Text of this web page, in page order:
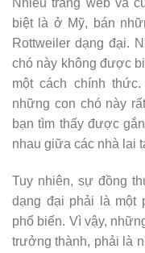
biệt là ở Mỹ, bán
Rottweiler dạng đại.
chó này không được
một cách chính
những con chó này
bạn tìm thấy được
nhau giữa các nhà lai
Tuy nhiên, sự đồng
dạng đại phải là một
phổ biến. Vì vậy,
trưởng thành, phải là